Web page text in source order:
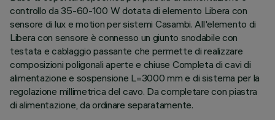
controllo da 35-60-100 W dotata di elemento Libera con
sensore di lux e motion per sistemi Casambi. All'elemento di
Libera con sensore è connesso un giunto snodabile con
testata e cablaggio passante che permette di realizzare
composizioni poligonali aperte e chiuse Completa di cavi di
alimentazione e sospensione L=3000 mm e di sistema per la
regolazione millimetrica del cavo. Da completare con piastra
di alimentazione, da ordinare separatamente.